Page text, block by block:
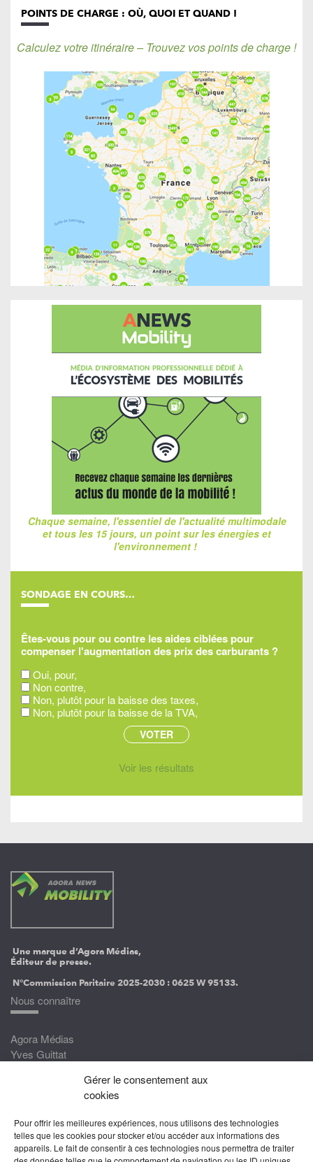
Gérer le consentement aux
cookies
Pour offrir les meilleures expériences, nous utilisons des technologies
telles que les cookies pour stocker et/ou accéder aux informations des
appareils. Le fait de consentir à ces technologies nous permettra de traiter
POINTS DE CHARGE : OÙ, QUOI ET QUAND !
Calculez votre itinéraire – Trouvez vos points de charge !
Chaque semaine, l'essentiel de l'actualité multimodale
et tous les 15 jours, un point sur les énergies et
l'environnement !
SONDAGE EN COURS…
Êtes-vous pour ou contre les aides ciblées pour
compenser l'augmentation des prix des carburants ?
Oui, pour,
Non contre,
Non, plutôt pour la baisse des taxes,
Non, plutôt pour la baisse de la TVA,
Voir les résultats
Une marque d’Agora Médias,
Éditeur de presse.
N°Commission Paritaire 2025-2030 :0625 W 95133.
Nous connaître
Agora Médias
Yves Guittat
Devenez correspondant
Rejoignez nos experts
Devenez Partenaire